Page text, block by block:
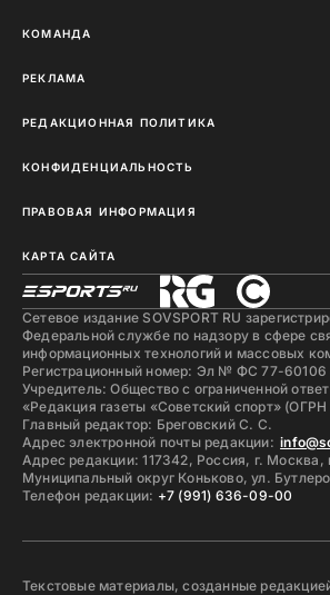
КОМАНДА
РЕКЛАМА
РЕДАКЦИОННАЯ ПОЛИТИКА
КОНФИДЕНЦИАЛЬНОСТЬ
ПРАВОВАЯ ИНФОРМАЦИЯ
КАРТА САЙТА
Сетевое издание SOVSPORT RU
Федеральной службе по надзору в сфере
информационных технологий и массовых
Регистрационный номер: Эл № ФС 77-60106
Учредитель: Общество с ограниченной
«Редакция газеты «Советский спорт»
Главный редактор: Бреговский С. С.
Адрес электронной почты редакции:
Адрес редакции: 117342, Россия, г. Москва,
Муниципальный округ Коньково, ул.
Телефон редакции: +7 (991) 636-09-00
Текстовые материалы, созданные